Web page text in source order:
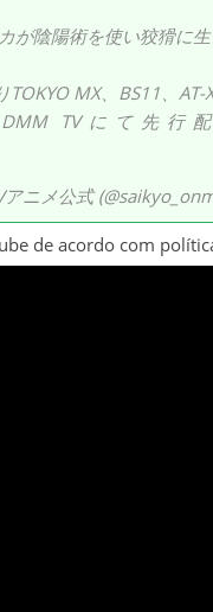
が陰陽術を使い狡猾に
MX、BS11、AT-
TVにて先行
ニメ公式
de acordo com